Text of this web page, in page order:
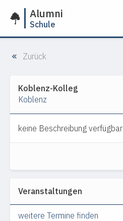
Alumni
Schule
Zurück
Koblenz-Kolleg
Koblenz
keine Beschreibung verfügbar
Veranstaltungen
weitere Termine finden